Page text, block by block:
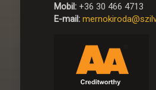
Mobil:+36 30 466 4713
E-mail: